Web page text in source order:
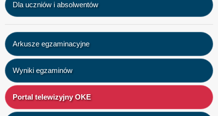
Dla uczniów i absolwentów
Arkusze egzaminacyjne
Wyniki egzaminów
Portal telewizyjny OKE